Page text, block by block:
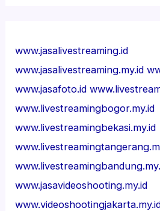
www.jasalivestreaming.id
www.jasalivestreaming.my.id
www.jasafoto.id
www.livestreamingbogor.my.id
www.livestreamingbekasi.my.id
www.jasavideoshooting.my.id